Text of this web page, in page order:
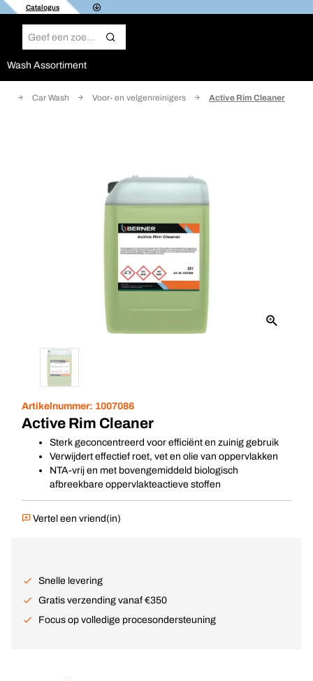
Catalogus
Wash Assortiment
Car Wash Voor- en velgenreinigers Active Rim Cleaner
Artikelnummer: 1007086
Active Rim Cleaner
Sterk geconcentreerd voor efficiënt en zuinig gebruik
Verwijdert effectief roet, vet en olie van oppervlakken
NTA-vrij en met bovengemiddeld biologisch
afbreekbare oppervlakteactieve stoffen
Vertel een vriend(in)
Snelle levering
Gratis verzending vanaf €350
Focus op volledige procesondersteuning